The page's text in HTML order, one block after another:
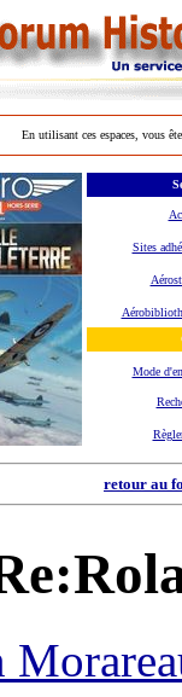
En utilisant ces espaces, vous
Sites
Mode
retour au